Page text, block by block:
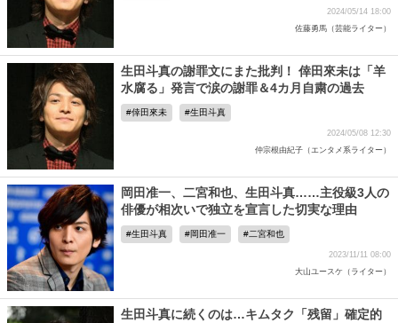
2024/05/14 18:00
佐藤勇馬（芸能ライター）
生田斗真の謝罪文にまた批判！ 倖田來未は「羊
水腐る」発言で涙の謝罪＆4カ月自粛の過去
倖田來未 生田斗真
2024/05/08 12:30
仲宗根由紀子（エンタメ系ライター）
岡田准一、二宮和也、生田斗真……主役級3人の
俳優が相次いで独立を宣言した切実な理由
生田斗真 岡田准一 二宮和也
2023/11/11 08:00
大山ユースケ（ライター）
生田斗真に続くのは…キムタク「残留」確定的